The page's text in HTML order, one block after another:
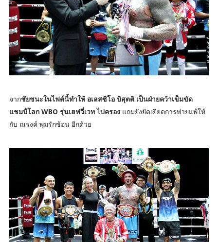
จากชัยชนะในไฟต์นี้ทำให้ อเลสซิโอ บิสุตติ เป็นฝ่ายคว้าเข็มขัด
แชมป์โลก WBO รุ่นเฮฟวี่เวท ไปครองแถมยังยัดเยียดการพ่ายแพ้ให้
กับ ณรงค์ พุ่มรักซ้อน อีกด้วย